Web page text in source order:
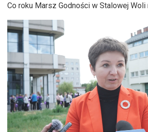
Co roku Marsz Godności w Stalowej Woli